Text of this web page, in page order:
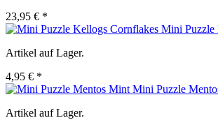
23,95 € *
Mini Puzzle
Artikel auf Lager.
4,95 € *
Mini Puzzle
Artikel auf Lager.